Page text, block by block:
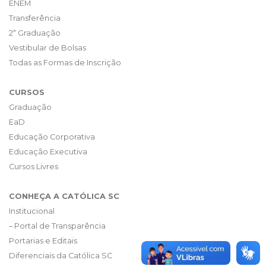
ENEM
Transferência
2ª Graduação
Vestibular de Bolsas
Todas as Formas de Inscrição
CURSOS
Graduação
EaD
Educação Corporativa
Educação Executiva
Cursos Livres
CONHEÇA A CATÓLICA SC
Institucional
– Portal de Transparência
Portarias e Editais
Diferenciais da Católica SC